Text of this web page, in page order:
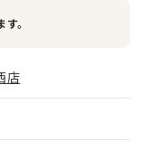
。
店